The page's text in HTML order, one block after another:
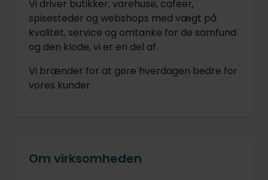
Vi driver butikker, varehuse, cafeer,
spisesteder og webshops med vægt på
kvalitet, service og omtanke for de samfund
og den klode, vi er en del af.
Vi brænder for at gøre hverdagen bedre for
vores kunder
Om virksomheden